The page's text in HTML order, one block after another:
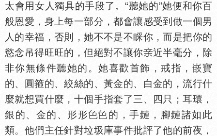
太會用女人獨具的手段了。“聽她的”她便和你百
般恩愛，身上每一部分，都會讓感受到做一個男
人的幸福，否則，她不不是不睬你，而是把你的
慾念吊得旺旺的，但絕對不讓你
近半毫分，除
非你無條件聽她的。她喜歡首飾，戒指，嵌寶
的、圓箍的、絞絲的、黃金的、白金的，流行什
麼就想買什麼，十個手指套了三、四只；耳環，
銀的、金的、形形
的，手鏈，腳鏈諸如此
類。他們主任針對垃圾庫事件批評了他的前夜，